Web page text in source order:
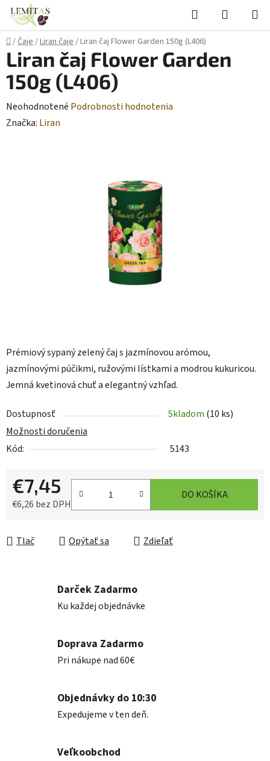
Prejsť
obsah
Hľadať
KOŠÍK
Domov
/Čaje/Liran čaje/Liran čaj Flower Garden 150g (L406)
Prémiový sypaný zelený čaj s jazmínovou arómou,
jazmínovými púčikmi, ružovými lístkami a modrou kukuricou.
Jemná kvetinová chuť a elegantný vzhľad.
Dostupnosť Skladom (10 ks)
Možnosti doručenia
Kód:
5143
€7,45
€6,26 bez DPH
DO KOŠÍKA
Tlač Opýtať sa Zdieľať
Liran čaj Flower Garden
150g (L406)
Priemerné
hodnotenie
Neohodnotené Podrobnosti hodnotenia
Značka: Liran
Darček Zadarmo
Ku každej objednávke
Doprava Zadarmo
Pri nákupe nad 60€
Objednávky do 10:30
Expedujeme v ten deň.
Veľkoobchod